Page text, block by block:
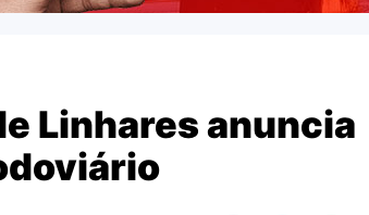
Linhares anuncia